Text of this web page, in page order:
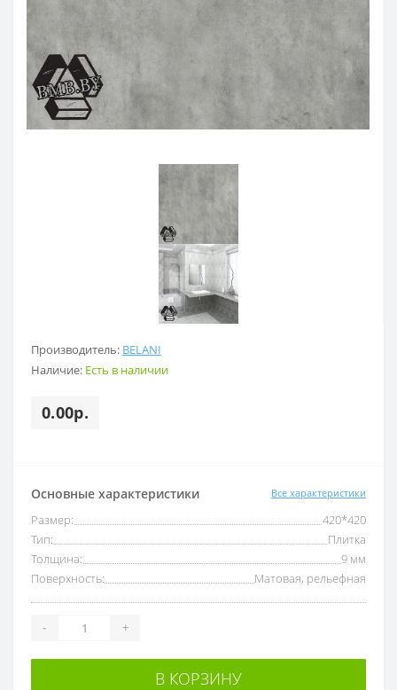
Производитель: BELANI
Наличие: Есть в наличии
0.00р.
Основные характеристики Все характеристики
Размер:
420*420
Тип:
Плитка
Толщина:
9 мм
Поверхность:
Матовая, рельефная
- +
В КОРЗИНУ